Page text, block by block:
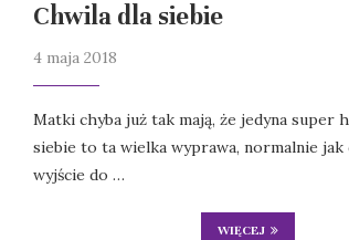
Chwila dla siebie
4 maja 2018
Matki chyba już tak mają, że jedyna super
siebie to ta wielka wyprawa, normalnie jak
wyjście do …
WIĘCEJ